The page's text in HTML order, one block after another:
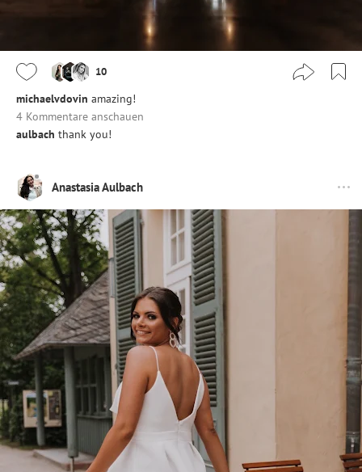
10
michaelvdovin amazing!
4 Kommentare anschauen
aulbach thank you!
Anastasia Aulbach